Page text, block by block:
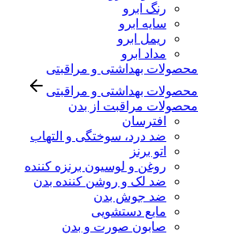
رنگ ابرو
سایه ابرو
ریمل ابرو
مداد ابرو
محصولات بهداشتی و مراقبتی
محصولات بهداشتی و مراقبتی
محصولات مراقبت از بدن
افترسان
ضد درد، سوختگی و التهاب
اتو برنز
روغن و لوسیون برنزه کننده
ضد لک و روشن کننده بدن
ضد جوش بدن
مایع دستشویی
صابون صورت و بدن